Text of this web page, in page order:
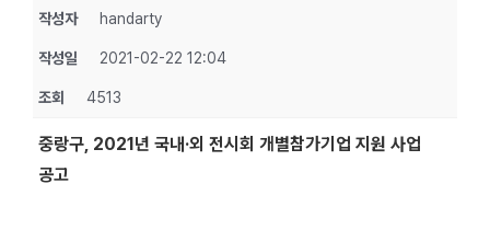
작성자 handarty
작성일 2021-02-22 12:04
조회 4513
중랑구, 2021년 국내·외 전시회 개별참가기업 지원 사업
공고